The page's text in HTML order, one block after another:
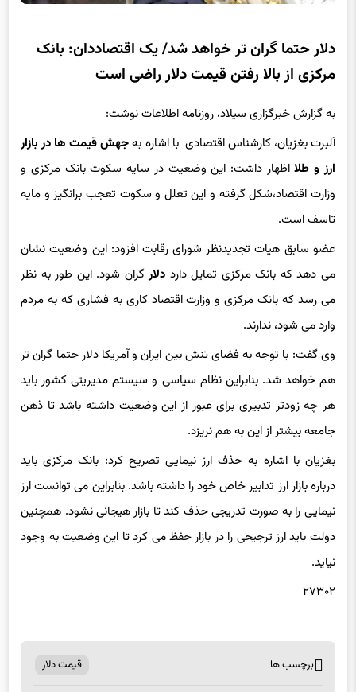
دلار حتما گران تر خواهد شد/ یک اقتصاددان: بانک
مرکزی از بالا رفتن قیمت دلار راضی است
به گزارش خبرگزاری سیلاد، روزنامه اطلاعات نوشت:
آلبرت بغزیان، کارشناس اقتصادی با اشاره بهجهش قیمت ها در بازار
ارز و طلااظهار داشت: این وضعیت در سایه سکوت بانک مرکزی و
وزارت اقتصاد،شکل گرفته و این تعلل و سکوت تعجب برانگیز و مایه
تاسف است.
عضو سابق هیات تجدیدنظر شورای رقابت افزود: این وضعیت نشان
می دهد که بانک مرکزی تمایل دارد دلارگران شود. این طور به نظر
می رسد که بانک مرکزی و وزارت اقتصاد کاری به فشاری که به مردم
وارد می شود، ندارند.
وی گفت: با توجه به فضای تنش بین ایران و آمریکا دلار حتما گران تر
هم خواهد شد. بنابراین نظام سیاسی و سیستم مدیریتی کشور باید
هر چه زودتر تدبیری برای عبور از این وضعیت داشته باشد تا ذهن
جامعه بیشتر از این به هم نریزد.
بغزیان با اشاره به حذف ارز نیمایی تصریح کرد: بانک مرکزی باید
درباره بازار ارز تدابیر خاص خود را داشته باشد. بنابراین می توانست ارز
نیمایی را به صورت تدریجی حذف کند تا بازار هیجانی نشود. همچنین
دولت باید ارز ترجیحی را در بازار حفظ می کرد تا این وضعیت به وجود
نیاید.
۲۷۳۰۲
برچسب ها قیمت دلار